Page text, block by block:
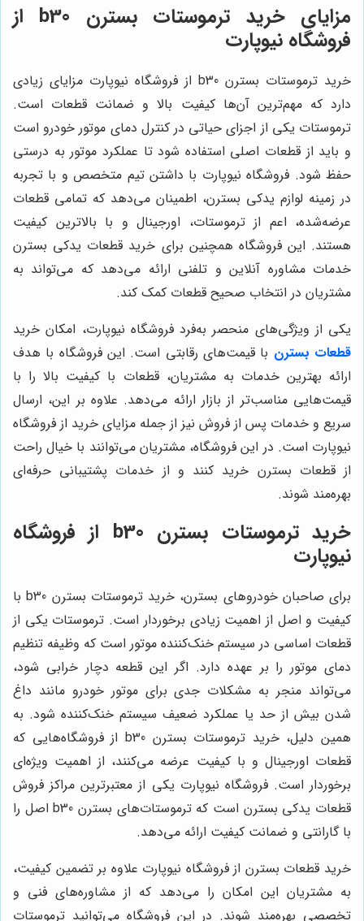
مزایای خرید ترموستات بسترن b30 از
فروشگاه نیوپارت
خرید ترموستات بسترن b30 از فروشگاه نیوپارت مزایای زیادی
دارد که مهم‌ترین آن‌ها کیفیت بالا و ضمانت قطعات است.
ترموستات یکی از اجزای حیاتی در کنترل دمای موتور خودرو است
و باید از قطعات اصلی استفاده شود تا عملکرد موتور به درستی
حفظ شود. فروشگاه نیوپارت با داشتن تیم متخصص و با تجربه
در زمینه لوازم یدکی بسترن، اطمینان می‌دهد که تمامی قطعات
عرضه‌شده، اعم از ترموستات، اورجینال و با بالاترین کیفیت
هستند. این فروشگاه همچنین برای خرید قطعات یدکی بسترن
خدمات مشاوره آنلاین و تلفنی ارائه می‌دهد که می‌تواند به
مشتریان در انتخاب صحیح قطعات کمک کند.
یکی از ویژگی‌های منحصر به‌فرد فروشگاه نیوپارت، امکان خرید
قطعات بسترن با قیمت‌های رقابتی است. این فروشگاه با هدف
ارائه بهترین خدمات به مشتریان، قطعات با کیفیت بالا را با
قیمت‌هایی مناسب‌تر از بازار ارائه می‌دهد. علاوه بر این، ارسال
سریع و خدمات پس از فروش نیز از جمله مزایای خرید از فروشگاه
نیوپارت است. در این فروشگاه، مشتریان می‌توانند با خیال راحت
از قطعات بسترن خرید کنند و از خدمات پشتیبانی حرفه‌ای
بهره‌مند شوند.
خرید ترموستات بسترن b30 از فروشگاه
نیوپارت
برای صاحبان خودروهای بسترن، خرید ترموستات بسترن b30 با
کیفیت و اصل از اهمیت زیادی برخوردار است. ترموستات یکی از
قطعات اساسی در سیستم خنک‌کننده موتور است که وظیفه تنظیم
دمای موتور را بر عهده دارد. اگر این قطعه دچار خرابی شود،
می‌تواند منجر به مشکلات جدی برای موتور خودرو مانند داغ
شدن بیش از حد یا عملکرد ضعیف سیستم خنک‌کننده شود. به
همین دلیل، خرید ترموستات بسترن b30 از فروشگاه‌هایی که
قطعات اورجینال و با کیفیت عرضه می‌کنند، از اهمیت ویژه‌ای
برخوردار است. فروشگاه نیوپارت یکی از معتبرترین مراکز فروش
قطعات یدکی بسترن است که ترموستات‌های بسترن b30 اصل را
با گارانتی و ضمانت کیفیت ارائه می‌دهد.
خرید قطعات بسترن از فروشگاه نیوپارت علاوه بر تضمین کیفیت،
به مشتریان این امکان را می‌دهد که از مشاوره‌های فنی و
تخصصی بهره‌مند شوند. در این فروشگاه می‌توانید ترموستات